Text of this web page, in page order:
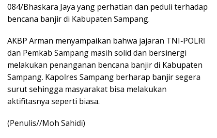
084/Bhaskara Jaya yang perhatian dan peduli terhadap
bencana banjir di Kabupaten Sampang.
AKBP Arman menyampaikan bahwa jajaran TNI-POLRI
dan Pemkab Sampang masih solid dan bersinergi
melakukan penanganan bencana banjir di Kabupaten
Sampang. Kapolres Sampang berharap banjir segera
surut sehingga masyarakat bisa melakukan
aktifitasnya seperti biasa.
(Penulis//Moh Sahidi)